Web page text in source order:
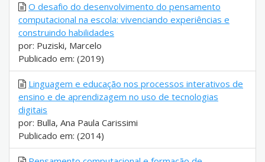
O desafio do desenvolvimento do pensamento
computacional na escola: vivenciando experiências e
construindo habilidades
por: Puziski, Marcelo
Publicado em: (2019)
Linguagem e educação nos processos interativos de
ensino e de aprendizagem no uso de tecnologias
digitais
por: Bulla, Ana Paula Carissimi
Publicado em: (2014)